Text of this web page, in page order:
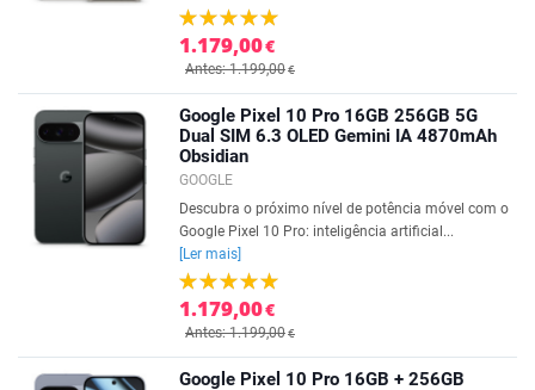
1.179,00€
Antes: 1.199,00€
Google Pixel 10 Pro 16GB 256GB 5G
Dual SIM 6.3 OLED Gemini IA 4870mAh
Obsidian
GOOGLE
Descubra o próximo nível de potência móvel com o
Google Pixel 10 Pro: inteligência artificial...
[Ler mais]
1.179,00€
Antes: 1.199,00€
Google Pixel 10 Pro 16GB + 256GB